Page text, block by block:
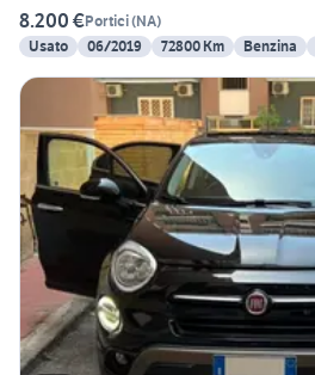
8.200 €Portici(NA)
Usato
06/2019 72800 Km Benzina